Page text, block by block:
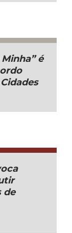
é
de